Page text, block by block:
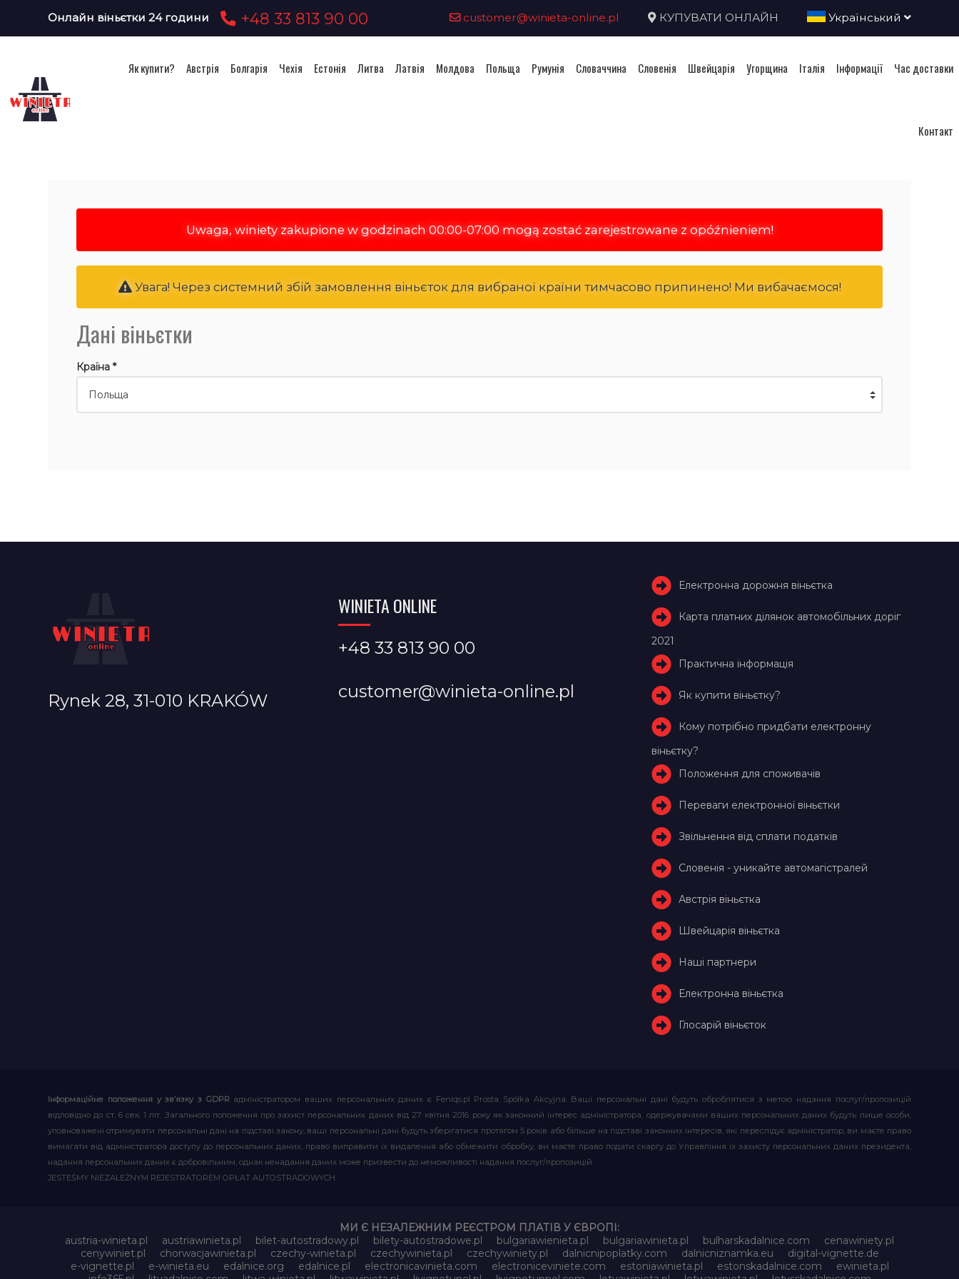
Онлайн віньєтки 24 години +48 33 813 90 00 customer@winieta-online.pl КУПУВАТИ ОНЛАЙН Український
Як купити? Австрія Болгарія Чехія Естонія Литва Латвія Молдова Польща Румунія Словаччина Словенія Швейцарія Угорщина Італія Інформації Час доставки
Контакт
Uwaga, winiety zakupione w godzinach 00:00-07:00 mogą zostać zarejestrowane z opóźnieniem!
Увага! Через системний збій замовлення віньєток для вибраної країни тимчасово припинено! Ми вибачаємося!
Дані віньєтки
Країна *
Rynek 28, 31-010 KRAKÓW
WINIETA ONLINE
+48 33 813 90 00
customer@winieta-online.pl
Електронна дорожня віньєтка
Карта платних ділянок автомобільних доріг
2021
Практична інформація
Як купити віньєтку?
Кому потрібно придбати електронну
віньєтку?
Положення для споживачів
Переваги електронної віньєтки
Звільнення від сплати податків
Словенія - уникайте автомагістралей
Австрія віньєтка
Швейцарія віньєтка
Наші партнери
Електронна віньєтка
Глосарій віньєток
Інформаційне положення у зв’язку з GDPR адміністратором ваших персональних даних є Feniqs.pl Prosta Spółka Akcyjna. Ваші персональні дані будуть оброблятися з метою надання послуг/пропозицій
відповідно до ст. 6 сек. 1 літ. Загального положення про захист персональних даних від 27 квітня 2016 року як законний інтерес адміністратора, одержувачами ваших персональних даних будуть лише особи,
уповноважені отримувати персональні дані на підставі закону, ваші персональні дані будуть зберігатися протягом 5 років або більше на підставі законних інтересів, які переслідує адміністратор, ви маєте право
вимагати від адміністратора доступу до персональних даних, право виправити їх видалення або обмежити обробку, ви маєте право подати скаргу до Управління із захисту персональних даних президента,
надання персональних даних є добровільним, однак ненадання даних може призвести до неможливості надання послуг/пропозицій.
JESTEŚMY NIEZALEŻNYM REJESTRATOREM OPŁAT AUTOSTRADOWYCH
МИ Є НЕЗАЛЕЖНИМ РЕЄСТРОМ ПЛАТІВ У ЄВРОПІ:
austria-winieta.pl
austriawinieta.pl bilet-autostradowy.pl bilety-autostradowe.pl bulgariawienieta.pl bulgariawinieta.pl bulharskadalnice.com
cenawiniety.pl
cenywiniet.pl
chorwacjawinieta.pl czechy-winieta.pl czechywinieta.pl czechywiniety.pl dalnicnipoplatky.com dalnicniznamka.eu
digital-vignette.de
e-vignette.pl
e-winieta.eu edalnice.org edalnice.pl electronicavinieta.com electroniceviniete.com estoniawinieta.pl estonskadalnice.com
ewinieta.pl